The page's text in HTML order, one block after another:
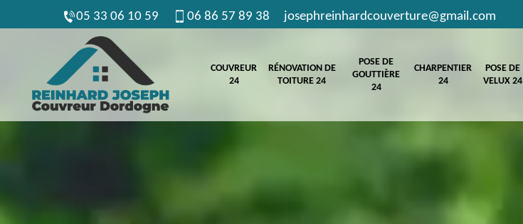
05 33 06 10 59 06 86 57 89 38 josephreinhardcouverture@gmail.com
COUVREUR
24
RÉNOVATION DE
TOITURE 24
POSE DE
GOUTTIÈRE
24
CHARPENTIER
24
POSE DE
VELUX 24